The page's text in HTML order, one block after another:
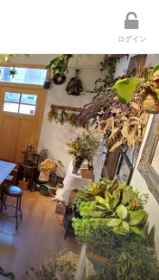
ログイン